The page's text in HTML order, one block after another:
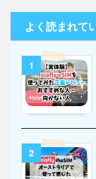
よく読まれて
1
2